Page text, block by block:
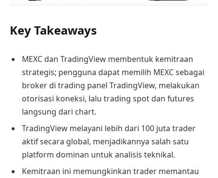
Key Takeaways
MEXC dan TradingView membentuk kemitraan
strategis; pengguna dapat memilih MEXC sebagai
broker di trading panel TradingView, melakukan
otorisasi koneksi, lalu trading spot dan futures
langsung dari chart.
TradingView melayani lebih dari 100 juta trader
aktif secara global, menjadikannya salah satu
platform dominan untuk analisis teknikal.
Kemitraan ini memungkinkan trader memantau